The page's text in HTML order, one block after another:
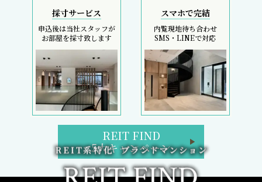
採寸サービス
申込後は当社スタッフが
お部屋を採寸致します
スマホで完結
内覧現地待ち合わせ
SMS・LINEで対応
REIT FIND
5大キャンペーン